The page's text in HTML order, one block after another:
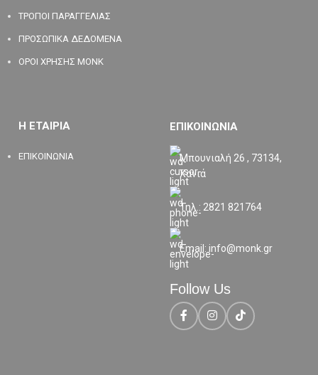
ΤΡΟΠΟΙ ΠΑΡΑΓΓΕΛΙΑΣ
ΠΡΟΣΩΠΙΚΑ ΔΕΔΟΜΕΝΑ
ΟΡΟΙ ΧΡΗΣΗΣ MONK
Η ΕΤΑΙΡΙΑ
ΕΠΙΚΟΙΝΩΝΙΑ
ΕΠΙΚΟΙΝΩΝΙΑ
Μπουνιαλή 26 , 73134,
Χανιά
Τηλ.: 2821 821764
Email: info@monk.gr
Follow Us